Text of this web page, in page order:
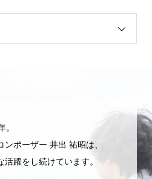
ポーザー 井出 祐昭は、
活躍をし続けています。